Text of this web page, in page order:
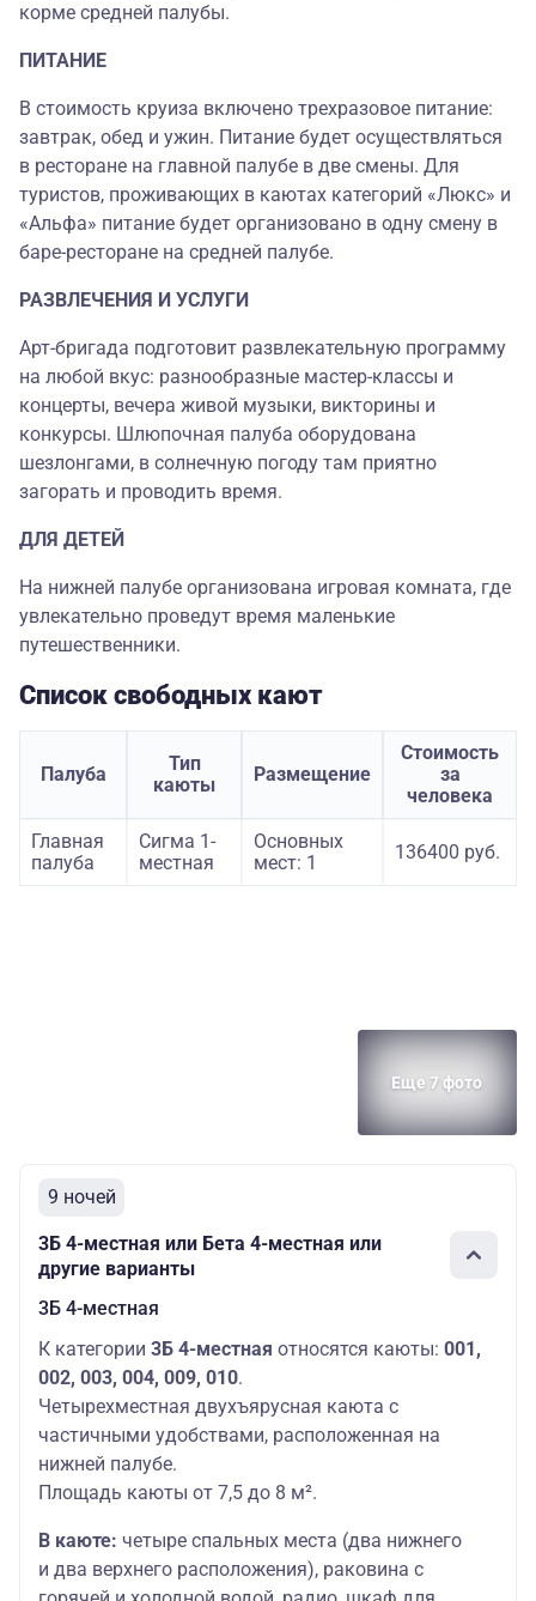
корме средней палубы.
ПИТАНИЕ
В стоимость круиза включено трехразовое питание:
завтрак, обед и ужин. Питание будет осуществляться
в ресторане на главной палубе в две смены. Для
туристов, проживающих в каютах категорий «Люкс» и
«Альфа» питание будет организовано в одну смену в
баре-ресторане на средней палубе.
РАЗВЛЕЧЕНИЯ И УСЛУГИ
Арт-бригада подготовит развлекательную программу
на любой вкус: разнообразные мастер-классы и
концерты, вечера живой музыки, викторины и
конкурсы. Шлюпочная палуба оборудована
шезлонгами, в солнечную погоду там приятно
загорать и проводить время.
ДЛЯ ДЕТЕЙ
На нижней палубе организована игровая комната, где
увлекательно проведут время маленькие
путешественники.
Список свободных кают
Палуба
Тип
каюты
Размещение
Стоимость
за
человека
Главная
палуба
Сигма 1-
местная
Основных
мест: 1
136400 руб.
Еще 7 фото
9 ночей
3Б 4-местная или Бета 4-местная или
другие варианты
3Б 4-местная
К категории 3Б 4-местная относятся каюты: 001,
002, 003, 004, 009, 010.
Четырехместная двухъярусная каюта с
частичными удобствами, расположенная на
нижней палубе.
Площадь каюты от 7,5 до 8 м².
В каюте: четыре спальных места (два нижнего
и два верхнего расположения), раковина с